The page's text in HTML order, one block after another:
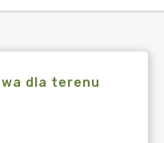
dla terenu